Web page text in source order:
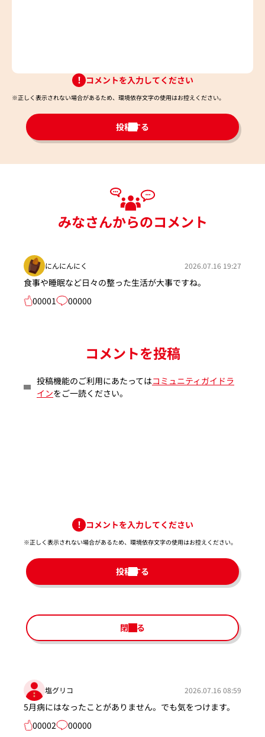
コメントを入力してください
※正しく表示されない場合があるため、環境依存文字の使用はお控えください。​
投稿する
みなさんからのコメント
にんにんにく 2026.07.16 19:27
食事や睡眠など日々の整った生活が大事ですね。
00001
00000
コメントを投稿
投稿機能のご利用にあたってはコミュニティガイドラ
インをご一読ください。
コメントを入力してください
※正しく表示されない場合があるため、環境依存文字の使用はお控えください。​
投稿する
閉じる
塩グリコ 2026.07.16 08:59
5月病にはなったことがありません。でも気をつけます。
00002
00000